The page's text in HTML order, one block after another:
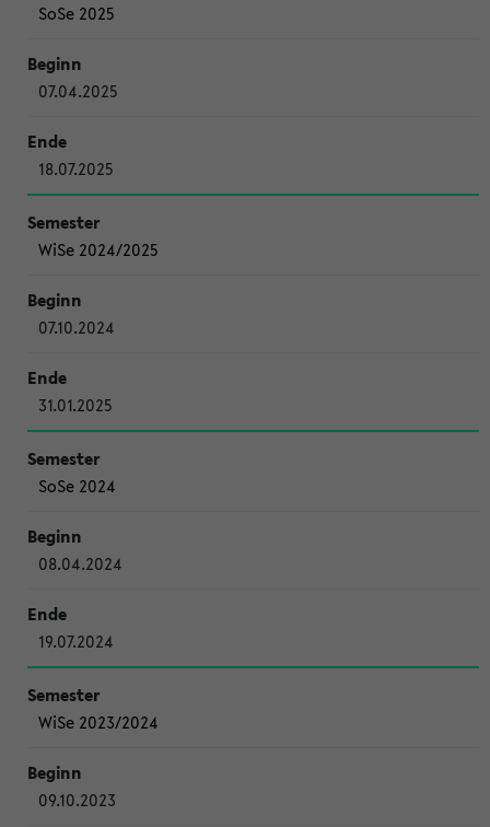
SoSe 2025
07.04.2025
18.07.2025
WiSe 2024/2025
07.10.2024
31.01.2025
SoSe 2024
08.04.2024
19.07.2024
WiSe 2023/2024
09.10.2023